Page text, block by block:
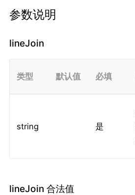
参数说明
lineJoin
类型 默认值 必填
string 是
lineJoin 合法值